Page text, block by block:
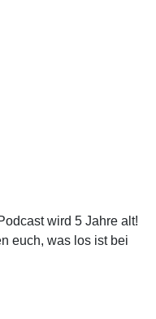
wird 5 Jahre alt!
euch, was los ist bei